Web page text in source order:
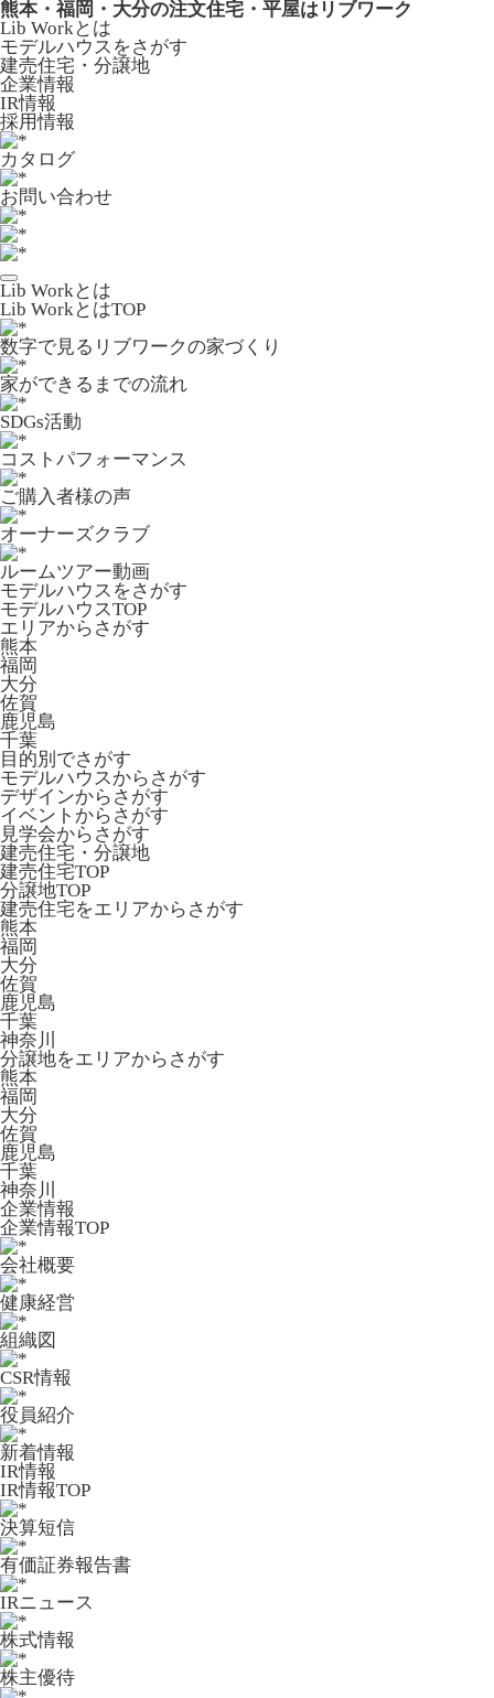
熊本・福岡・大分の注文住宅・平屋はリブワーク
Lib Workとは
モデルハウスをさがす
建売住宅・分譲地
企業情報
IR情報
採用情報
カタログ
お問い合わせ
Lib Workとは
Lib WorkとはTOP
数字で⾒るリブワークの家づくり
家ができるまでの流れ
SDGs活動
コストパフォーマンス
ご購入者様の声
オーナーズクラブ
ルームツアー動画
モデルハウスをさがす
モデルハウスTOP
エリアからさがす
熊本
福岡
大分
佐賀
鹿児島
千葉
目的別でさがす
モデルハウスからさがす
デザインからさがす
イベントからさがす
見学会からさがす
建売住宅・分譲地
建売住宅TOP
分譲地TOP
建売住宅をエリアからさがす
熊本
福岡
大分
佐賀
鹿児島
千葉
神奈川
分譲地をエリアからさがす
熊本
福岡
大分
佐賀
鹿児島
千葉
神奈川
企業情報
企業情報TOP
会社概要
健康経営
組織図
CSR情報
役員紹介
新着情報
IR情報
IR情報TOP
決算短信
有価証券報告書
IRニュース
株式情報
株主優待